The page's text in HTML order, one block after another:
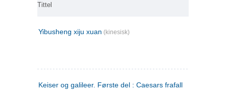
Tittel
Yibusheng xiju xuan (kinesisk)
Keiser og galileer. Første del : Caesars frafall